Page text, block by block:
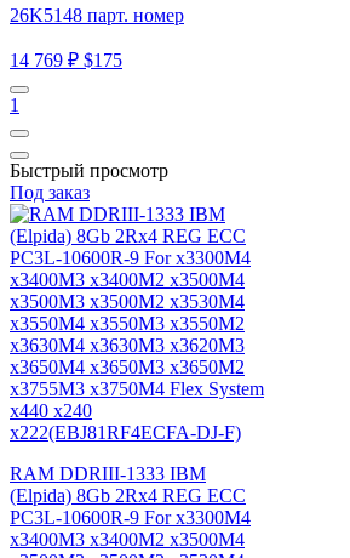
26K5148 парт. номер
14 769 ₽ $175
1
Быстрый просмотр
Под заказ
RAM DDRIII-1333 IBM
(Elpida) 8Gb 2Rx4 REG ECC
PC3L-10600R-9 For x3300M4
x3400M3 x3400M2 x3500M4